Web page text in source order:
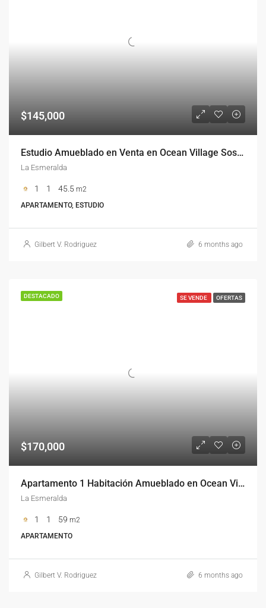
$145,000
Estudio Amueblado en Venta en Ocean Village Sosúa – Esmeralda
La Esmeralda
1 1 45.5 m2
APARTAMENTO, ESTUDIO
Gilbert V. Rodriguez 6 months ago
DESTACADO SE VENDE OFERTAS
$170,000
Apartamento 1 Habitación Amueblado en Ocean Village Sosúa – Esmeralda
La Esmeralda
1 1 59 m2
APARTAMENTO
Gilbert V. Rodriguez 6 months ago